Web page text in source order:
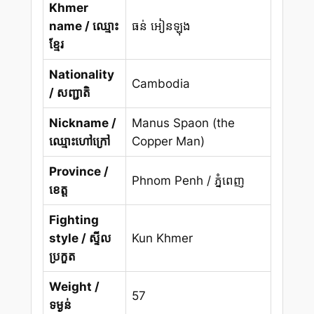
Khmer
name / ឈ្មោះ
ខ្មែរ
ធន់ អៀនឡុង
Nationality
/ សញ្ជាតិ
Cambodia
Nickname /
ឈ្មោះហៅក្រៅ
Manus Spaon (the
Copper Man)
Province /
ខេត្ត
Phnom Penh / ភ្នំពេញ
Fighting
style / ស្ទីល
ប្រកួត
Kun Khmer
Weight /
ទម្ងន់
57